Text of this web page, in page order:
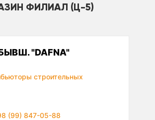
ФИЛИАЛ (Ц-5)
"DAFNA"
строительных
(99) 847-05-88